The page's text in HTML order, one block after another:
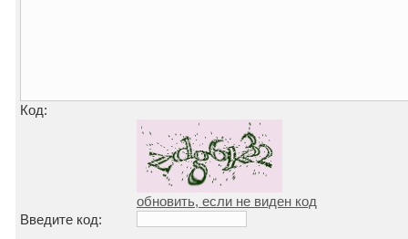
Код:
обновить, если не виден код
Введите код: